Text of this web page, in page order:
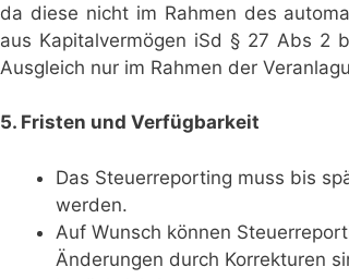
da diese nicht im Rahmen des
aus Kapitalvermögen iSd § 27 Abs 2
Ausgleich nur im Rahmen der
5. Fristen und Verfügbarkeit
Das Steuerreporting muss bis
werden.
Auf Wunsch können
Änderungen durch Korrekturen